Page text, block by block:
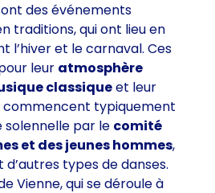
des événements
traditions, qui ont lieu en
l’hiver et le carnaval. Ces
leur atmosphère
classiqueet leur
commencent typiquement
solennelle par le comité
et des jeunes hommes,
d’autres types de danses.
Vienne, qui se déroule à